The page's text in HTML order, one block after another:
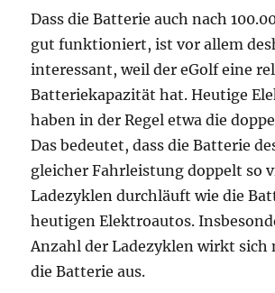
Dass die Batterie auch nach
gut funktioniert, ist vor allem
interessant, weil der eGolf eine
Batteriekapazität hat. Heutige
haben in der Regel etwa die
Das bedeutet, dass die Batterie
gleicher Fahrleistung doppelt so
Ladezyklen durchläuft wie die
heutigen Elektroautos.
Anzahl der Ladezyklen wirkt sich
die Batterie aus.